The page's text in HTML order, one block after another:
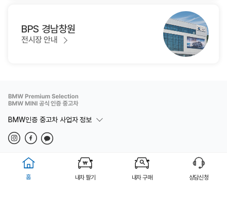
BPS 경남창원
전시장 안내
BMW인증 중고차 사업자 정보
법적고지 개인정보취급방침
Copyright(c) BMW 동성 BPS 부산 ALL rights reserved.
홈 내차 팔기 내차 구매 상담신청